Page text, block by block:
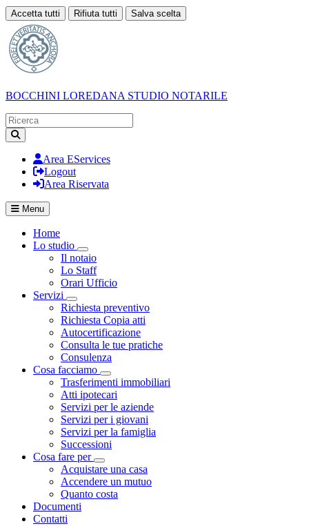
Accetta tutti Rifiuta tutti Salva scelta
Loading...
BOCCHINI LOREDANA STUDIO NOTARILE
Area EServices
Logout
Area Riservata
Menu
Home
Lo studio
Visualizza menù di secondo livello
Il notaio
Lo Staff
Orari Ufficio
Servizi
Visualizza menù di secondo livello
Richiesta preventivo
Richiesta Copia atti
Autocertificazione
Consulta le tue pratiche
Consulenza
Cosa facciamo
Visualizza menù di secondo livello
Trasferimenti immobiliari
Atti ipotecari
Servizi per le aziende
Servizi per i giovani
Servizi per la famiglia
Successioni
Cosa fare per
Visualizza menù di secondo livello
Acquistare una casa
Accendere un mutuo
Quanto costa
Documenti
Contatti